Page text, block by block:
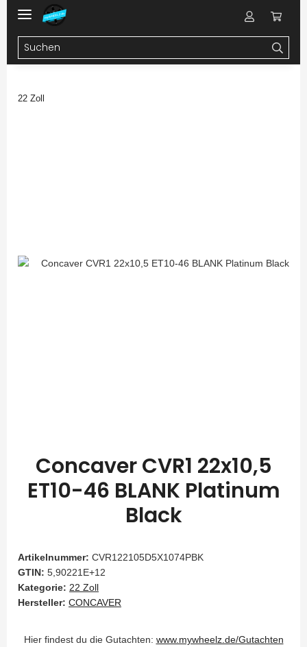
22 Zoll
Concaver CVR1 22x10,5
ET10-46 BLANK Platinum
Black
Artikelnummer: CVR122105D5X1074PBK
GTIN: 5,90221E+12
Kategorie: 22 Zoll
Hersteller: CONCAVER
Hier findest du die Gutachten: www.mywheelz.de/Gutachten